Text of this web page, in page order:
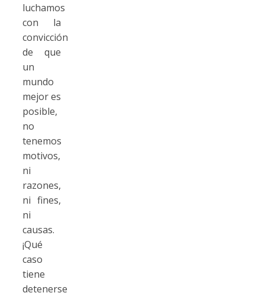
luchamos
con la
convicción
de que
un
mundo
mejor es
posible,
no
tenemos
motivos,
ni
razones,
ni fines,
ni
causas.
¡Qué
caso
tiene
detenerse